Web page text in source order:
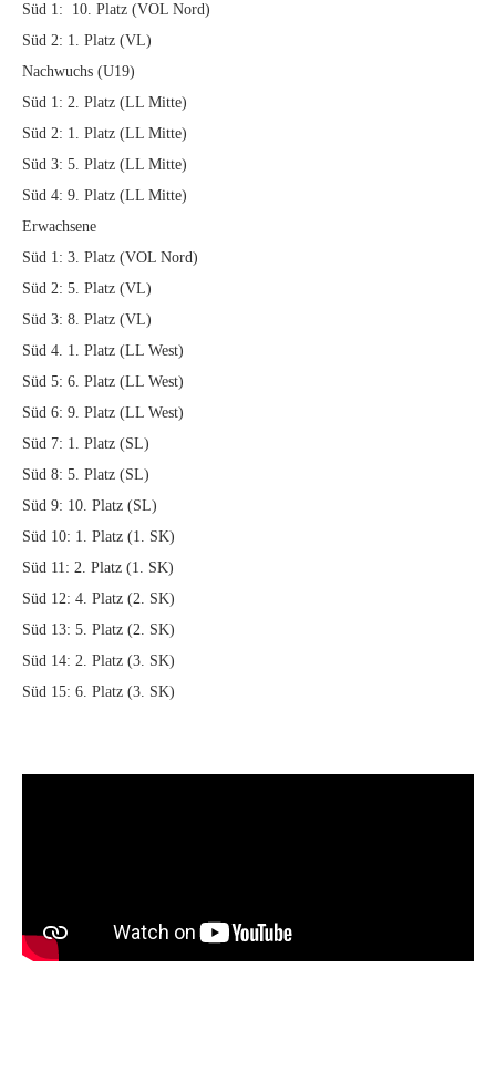
Süd 1: 10. Platz (VOL Nord)
Süd 2: 1. Platz (VL)
Nachwuchs (U19)
Süd 1: 2. Platz (LL Mitte)
Süd 2: 1. Platz (LL Mitte)
Süd 3: 5. Platz (LL Mitte)
Süd 4: 9. Platz (LL Mitte)
Erwachsene
Süd 1: 3. Platz (VOL Nord)
Süd 2: 5. Platz (VL)
Süd 3: 8. Platz (VL)
Süd 4. 1. Platz (LL West)
Süd 5: 6. Platz (LL West)
Süd 6: 9. Platz (LL West)
Süd 7: 1. Platz (SL)
Süd 8: 5. Platz (SL)
Süd 9: 10. Platz (SL)
Süd 10: 1. Platz (1. SK)
Süd 11: 2. Platz (1. SK)
Süd 12: 4. Platz (2. SK)
Süd 13: 5. Platz (2. SK)
Süd 14: 2. Platz (3. SK)
Süd 15: 6. Platz (3. SK)